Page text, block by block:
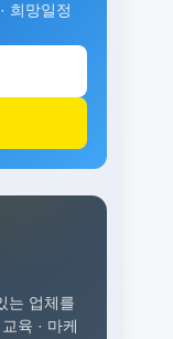
희망일정
는 업체를
육 · 마케